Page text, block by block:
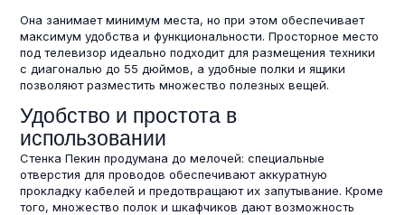
Она занимает минимум места, но при этом обеспечивает
максимум удобства и функциональности. Просторное место
под телевизор идеально подходит для размещения техники
с диагональю до 55 дюймов, а удобные полки и ящики
позволяют разместить множество полезных вещей.
Удобство и простота в
использовании
Стенка Пекин продумана до мелочей: специальные
отверстия для проводов обеспечивают аккуратную
прокладку кабелей и предотвращают их запутывание. Кроме
того, множество полок и шкафчиков дают возможность